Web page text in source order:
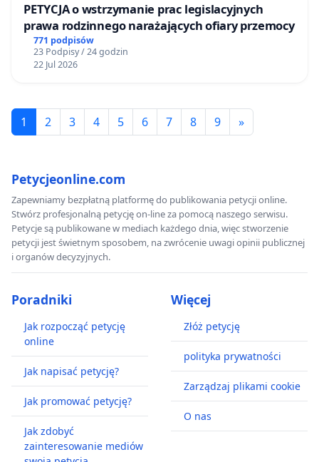
PETYCJA o wstrzymanie prac legislacyjnych
prawa rodzinnego narażających ofiary przemocy
771 podpisów
23 Podpisy / 24 godzin
22 Jul 2026
1 2 3 4 5 6 7 8 9 »
Petycjeonline.com
Zapewniamy bezpłatną platformę do publikowania petycji online.
Stwórz profesjonalną petycję on-line za pomocą naszego serwisu.
Petycje są publikowane w mediach każdego dnia, więc stworzenie
petycji jest świetnym sposobem, na zwrócenie uwagi opinii publicznej
i organów decyzyjnych.
Poradniki
Jak rozpocząć petycję
online
Jak napisać petycję?
Jak promować petycję?
Jak zdobyć
zainteresowanie mediów
Więcej
Złóż petycję
polityka prywatności
Zarządzaj plikami cookie
O nas